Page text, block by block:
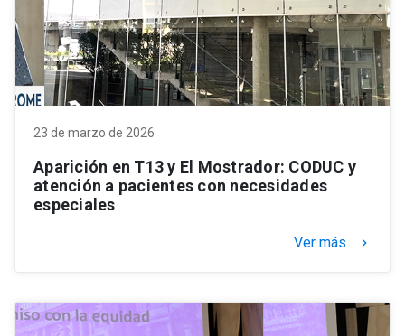
23 de marzo de 2026
Aparición en T13 y El Mostrador: CODUC y
atención a pacientes con necesidades
especiales
Ver más keyboard_arrow_right